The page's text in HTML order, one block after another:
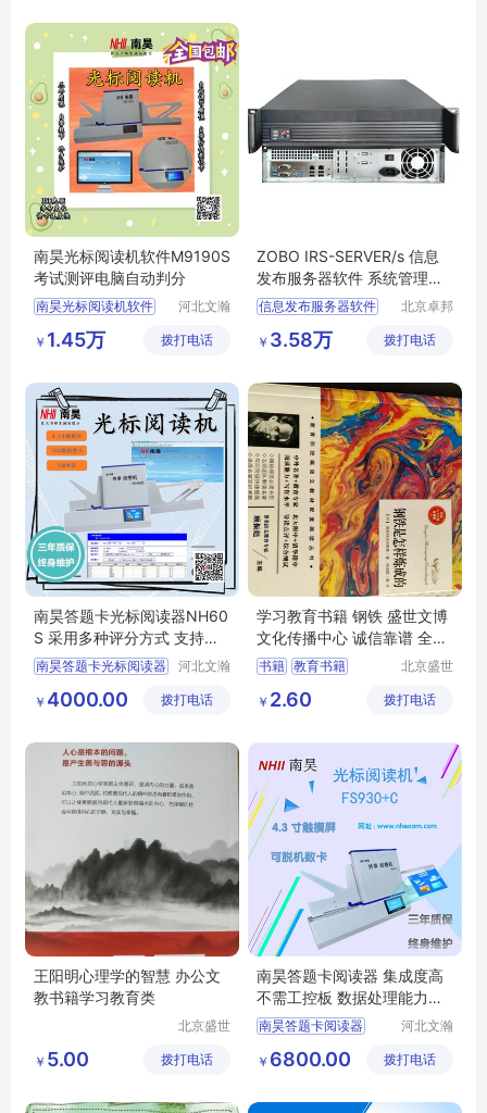
南昊光标阅读机软件M9190S
考试测评电脑自动判分
南昊光标阅读机软件
选择题阅卷机
扫描仪阅卷
河北文瀚
技发展有
￥ 1.45万 拨打电话
ZOBO IRS-SERVER/s 信息
发布服务器软件 系统管理软
件 信息发布软件
信息发布服务器软件
信息发布软件
北京卓邦
有限公司
￥ 3.58万 拨打电话
南昊答题卡光标阅读器NH60
S 采用多种评分方式 支持多
种评卷模式
南昊答题卡光标阅读器
便携式阅卷机
答题卡阅读机
河北文瀚
技发展有
￥ 4000.00 拨打电话
学习教育书籍 钢铁 盛世文博
文化传播中心 诚信靠谱 全国
可售
书籍 教育书籍
北京盛世
传播中心
￥ 2.60 拨打电话
王阳明心理学的智慧 办公文
教书籍学习教育类
北京盛世
传播中心
￥ 5.00 拨打电话
南昊答题卡阅读器 集成度高
不需工控板 数据处理能力更
强
南昊答题卡阅读器
数码阅卷机
答题卡读卡软件
河北文瀚
技发展有
￥ 6800.00 拨打电话